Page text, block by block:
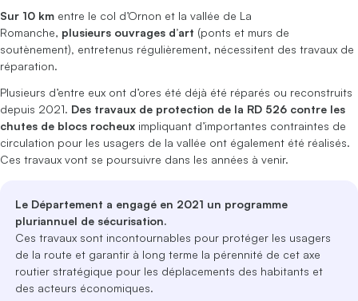
Sur 10 km entre le col d’Ornon et la vallée de La
Romanche, plusieurs ouvrages d’art (ponts et murs de
soutènement), entretenus régulièrement, nécessitent des travaux de
réparation.
Plusieurs d’entre eux ont d’ores été déjà été réparés ou reconstruits
depuis 2021. Des travaux de protection de la RD 526 contre les
chutes de blocs rocheux impliquant d’importantes contraintes de
circulation pour les usagers de la vallée ont également été réalisés.
Ces travaux vont se poursuivre dans les années à venir.
Le Département a engagé en 2021 un programme
pluriannuel de sécurisation.
Ces travaux sont incontournables pour protéger les usagers
de la route et garantir à long terme la pérennité de cet axe
routier stratégique pour les déplacements des habitants et
des acteurs économiques.